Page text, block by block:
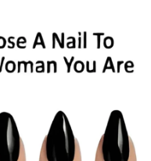
ajaran